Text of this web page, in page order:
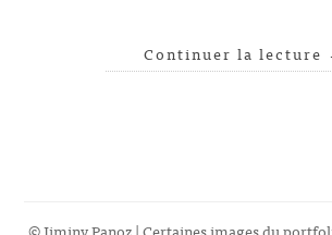
Continuer la lecture